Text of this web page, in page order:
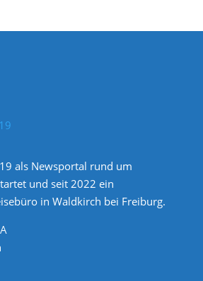
als Newsportal rund um
und seit 2022 ein
in Waldkirch bei Freiburg.